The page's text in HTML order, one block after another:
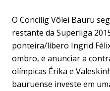
O Concilig Vôlei Bauru
restante da Superliga
ponteira/líbero Ingrid
ombro, e anunciar a
olímpicas Érika e
bauruense investe em